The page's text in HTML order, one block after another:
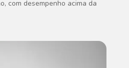
com desempenho acima da